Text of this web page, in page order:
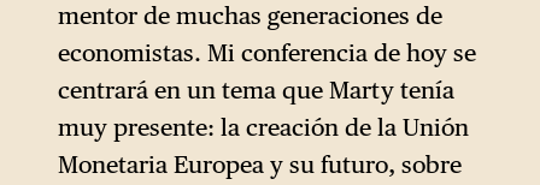
mentor de muchas generaciones de
economistas. Mi conferencia de hoy se
centrará en un tema que Marty tenía
muy presente: la creación de la Unión
Monetaria Europea y su futuro, sobre